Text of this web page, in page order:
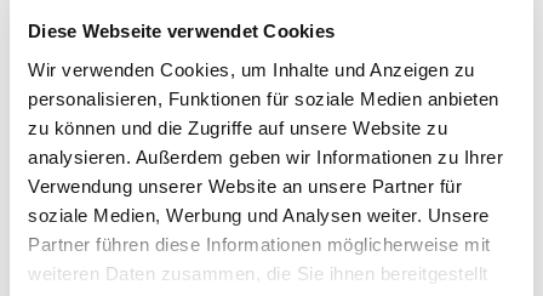
Diese Webseite verwendet Cookies
Wir verwenden Cookies, um Inhalte und Anzeigen zu
personalisieren, Funktionen für soziale Medien anbieten
zu können und die Zugriffe auf unsere Website zu
analysieren. Außerdem geben wir Informationen zu Ihrer
Verwendung unserer Website an unsere Partner für
soziale Medien, Werbung und Analysen weiter. Unsere
Partner führen diese Informationen möglicherweise mit
weiteren Daten zusammen, die Sie ihnen bereitgestellt
Walberger. Der Kornhandel, dem das
Gebäude gedient hatte, wurde im Jahr
1937 eingestellt. Im Rahmen der 1996/97
durchgeführten Renovierung und
Instandsetzung des Gebäudes für 7,5
Millionen DM wurden eine Markthalle
und ein Restaurant sowie im 1. Stock ein
Veranstaltungsraum für Ausstellungen